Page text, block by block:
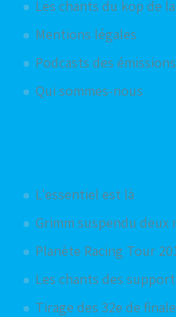
Les chants du kop de
Mentions légales
Podcasts des émissions
Qui sommes-nous
L'essentiel est là
Grimm suspendu deux
Planète Racing Tour
Les chants des
Tirage des 32e de